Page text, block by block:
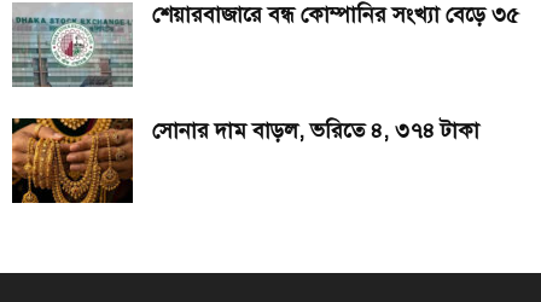
শেয়ারবাজারে বন্ধ কোম্পানির সংখ্যা বেড়ে ৩৫
সোনার দাম বাড়ল, ভরিতে ৪, ৩৭৪ টাকা